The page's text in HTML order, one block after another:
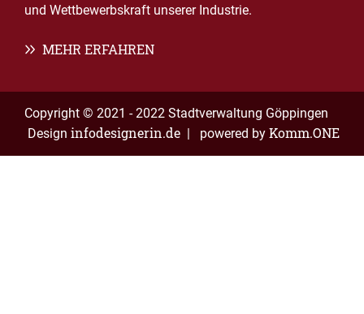
und Wettbewerbskraft unserer Industrie.
MEHR ERFAHREN
Copyright © 2021 - 2022 Stadtverwaltung Göppingen
Design infodesignerin.de | powered by Komm.ONE